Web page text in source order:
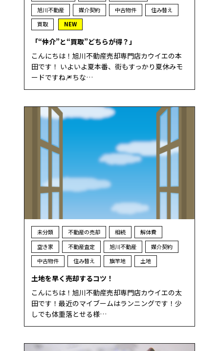
旭川不動産
媒介契約 中古物件
住み替え
買取
NEW
「“仲介”と“買取”どちらが得？」
こんにちは！旭川不動産売却専門店カウイエの本
田です！ いよいよ夏本番、街もすっかり夏休みモ
ードですね🎆ちな…
未分類 不動産の売却 相続
解体費
空き家
不動産査定 旭川不動産
媒介契約
中古物件
住み替え 旗竿地 土地
土地を早く売却するコツ！
こんにちは！旭川不動産売却専門店カウイエの太
田です！最近のマイブームはランニングです！少
しでも体重落とせる様…